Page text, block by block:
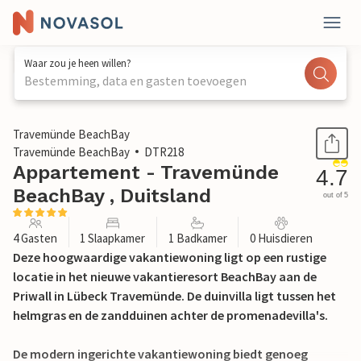
Waar zou je heen willen?
Bestemming, data en gasten toevoegen
1 / 31
Travemünde BeachBay
Travemünde BeachBay
DTR218
Appartement - Travemünde
BeachBay , Duitsland
4.7
out of 5
4 Gasten 1 Slaapkamer 1 Badkamer 0 Huisdieren
Deze hoogwaardige vakantiewoning ligt op een rustige
locatie in het nieuwe vakantieresort BeachBay aan de
Priwall in Lübeck Travemünde. De duinvilla ligt tussen het
helmgras en de zandduinen achter de promenadevilla's.
De modern ingerichte vakantiewoning biedt genoeg